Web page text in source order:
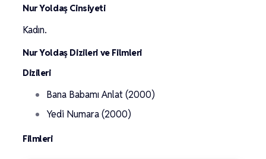
Nur Yoldaş Cinsiyeti
Kadın.
Nur Yoldaş Dizileri ve Filmleri
Dizileri
Bana Babamı Anlat (2000)
Yedi Numara (2000)
Filmleri